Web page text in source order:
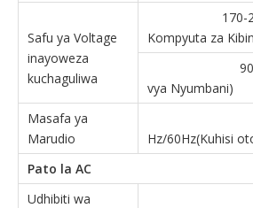
Safu ya Voltage
inayoweza
kuchaguliwa
170-
Kompyuta za
90-
vya Nyumbani)
Masafa ya
Marudio
Hz/60Hz(Kuhisi
Pato la AC
Udhibiti wa